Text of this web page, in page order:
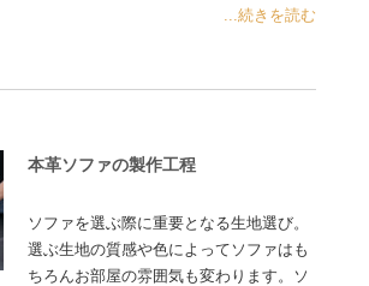
...続きを読む
本革ソファの製作工程
ソファを選ぶ際に重要となる生地選び。
選ぶ生地の質感や色によってソファはも
ちろんお部屋の雰囲気も変わります。ソ